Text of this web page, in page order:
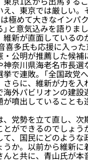
、東京では厳しい。
極めて大きなインパ
と意気込みを語りまし
新が直面しているの
喜多氏も応援に入っ
・公明が推薦した候補
神奈川県海老名市長選
で連敗。「全国政党
らに、維新が力を入
海外パビリオンの建設
が噴出していることも
党勢を立て直し、次
ができるのでしょう
て、国民にどのような
うか。以前から維新に
と共に、青山氏が本